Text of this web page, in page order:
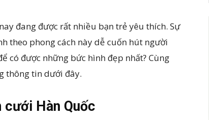
đang được rất nhiều bạn trẻ yêu thích. Sự
theo phong cách này dễ cuốn hút người
có được những bức hình đẹp nhất? Cùng
thông tin dưới đây.
cưới Hàn Quốc